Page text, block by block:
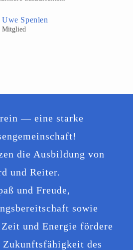
Uwe Spenlen
Mitglied
— eine star­ke
die Ausbildung von
und Reiter.
und Freude,
sowie
und Energie för­de­re
Zukunftsfähigkeit des